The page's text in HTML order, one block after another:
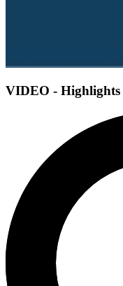
VIDEO - Highlights